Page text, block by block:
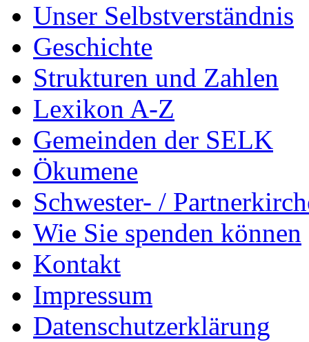
Unser Selbstverständnis
Geschichte
Strukturen und Zahlen
Lexikon A-Z
Gemeinden der SELK
Ökumene
Schwester- /
Wie Sie spenden können
Kontakt
Impressum
Datenschutzerklärung